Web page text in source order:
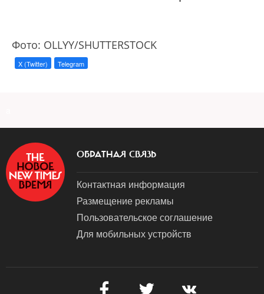
Фото: OLLYY/SHUTTERSTOCK
X (Twitter) Telegram
ОБРАТНАЯ СВЯЗЬ
Контактная информация
Размещение рекламы
Пользовательское соглашение
Для мобильных устройств